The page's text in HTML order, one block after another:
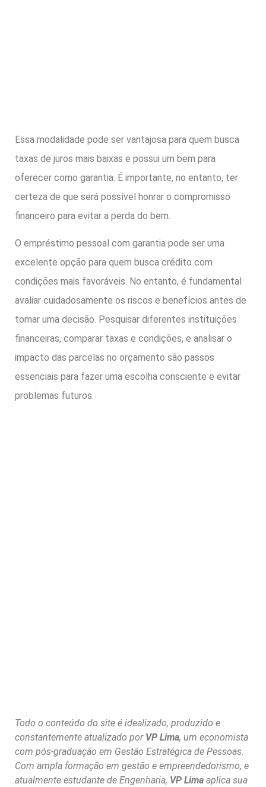
Essa modalidade pode ser vantajosa para quem busca
taxas de juros mais baixas e possui um bem para
oferecer como garantia. É importante, no entanto, ter
certeza de que será possível honrar o compromisso
financeiro para evitar a perda do bem.
O empréstimo pessoal com garantia pode ser uma
excelente opção para quem busca crédito com
condições mais favoráveis. No entanto, é fundamental
avaliar cuidadosamente os riscos e benefícios antes de
tomar uma decisão. Pesquisar diferentes instituições
financeiras, comparar taxas e condições, e analisar o
impacto das parcelas no orçamento são passos
essenciais para fazer uma escolha consciente e evitar
problemas futuros.
Todo o conteúdo do site é idealizado, produzido e
constantemente atualizado por VP Lima, um economista
com pós-graduação em Gestão Estratégica de Pessoas.
Com ampla formação em gestão e empreendedorismo, e
atualmente estudante de Engenharia, VP Lima aplica sua